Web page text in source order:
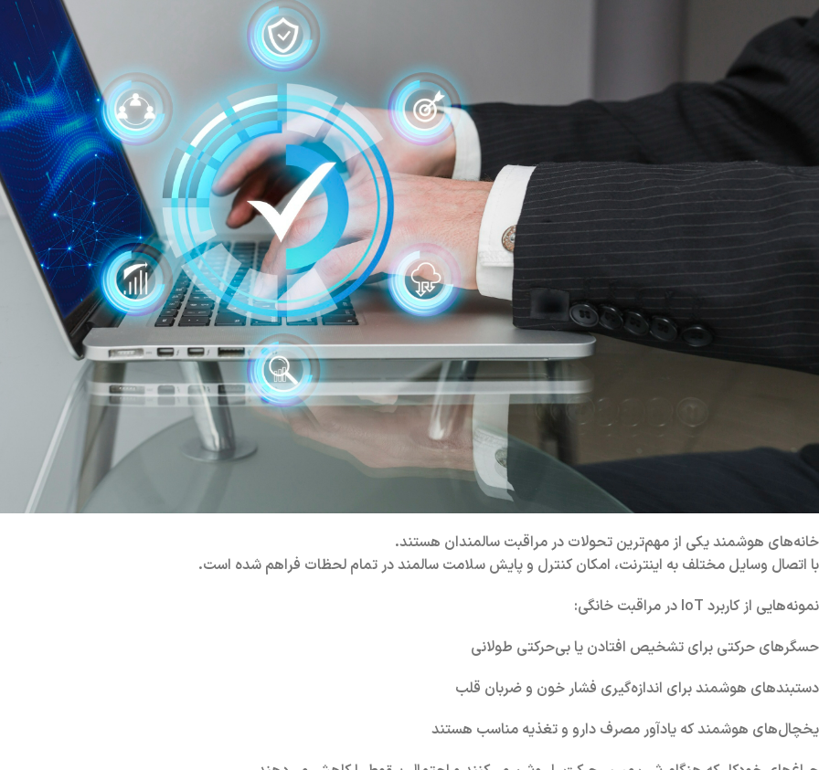
خانه‌های هوشمند یکی از مهم‌ترین تحولات در مراقبت سالمندان هستند.
با اتصال وسایل مختلف به اینترنت، امکان کنترل و پایش سلامت سالمند در تمام لحظات فراهم شده است.
نمونه‌هایی از کاربرد IoT در مراقبت خانگی:
حسگرهای حرکتی برای تشخیص افتادن یا بی‌حرکتی طولانی
دستبندهای هوشمندبرای اندازه‌گیری فشار خون و ضربان قلب
یخچال‌های هوشمندکه یادآور مصرف دارو و تغذیه مناسب هستند